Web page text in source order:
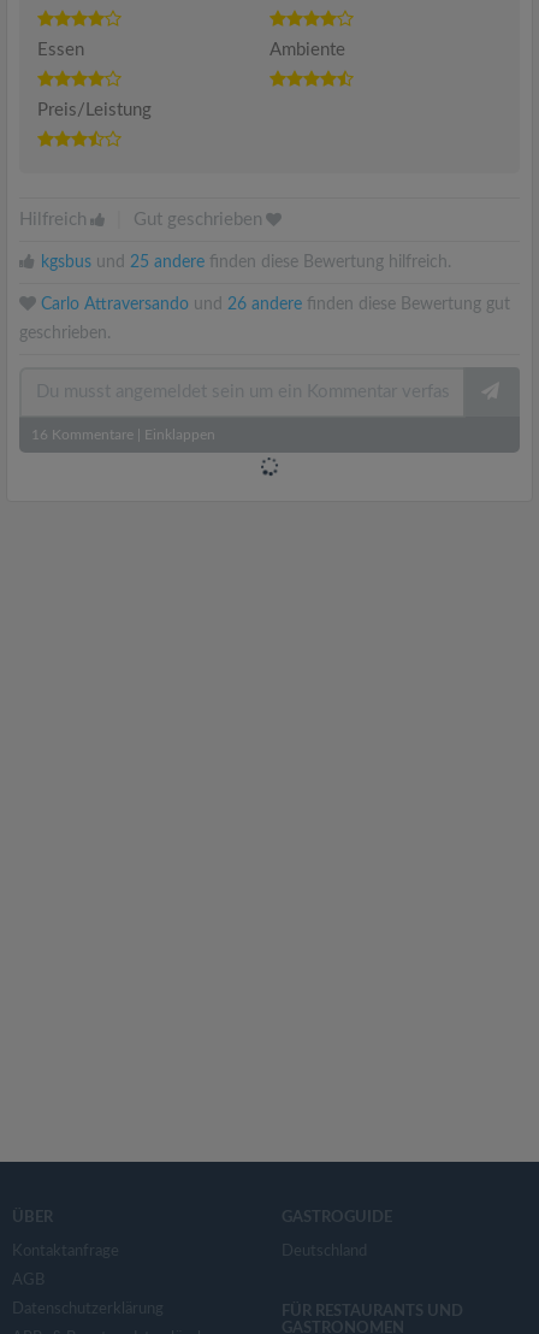
Essen Ambiente
Preis/Leistung
Hilfreich Gut geschrieben
kgsbus und 25 andere finden diese Bewertung hilfreich.
Carlo Attraversando und 26 andere finden diese Bewertung gut
geschrieben.
16 Kommentare Einklappen
ÜBER
Kontaktanfrage
AGB
Datenschutzerklärung
GASTROGUIDE
Deutschland
FÜR RESTAURANTS UND
GASTRONOMEN